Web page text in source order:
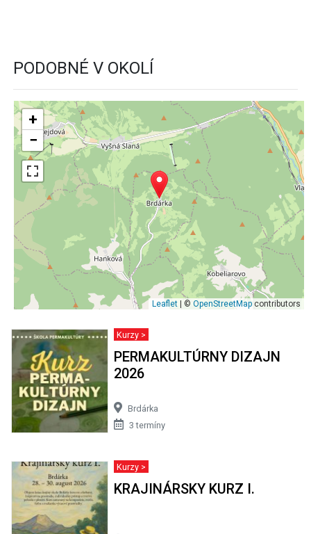
PODOBNÉ V OKOLÍ
+
−
Leaflet | © OpenStreetMap contributors
Kurzy >
PERMAKULTÚRNY DIZAJN
2026
Brdárka
3 termíny
Kurzy >
KRAJINÁRSKY KURZ I.